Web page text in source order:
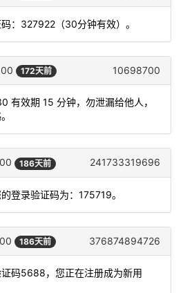
码：327922（30分钟有效）。
172天前 10698700
有效期 15 分钟，勿泄漏给他人，
186天前 241733319696
登录验证码为：175719。
186天前 376874894726
证码5688，您正在注册成为新用